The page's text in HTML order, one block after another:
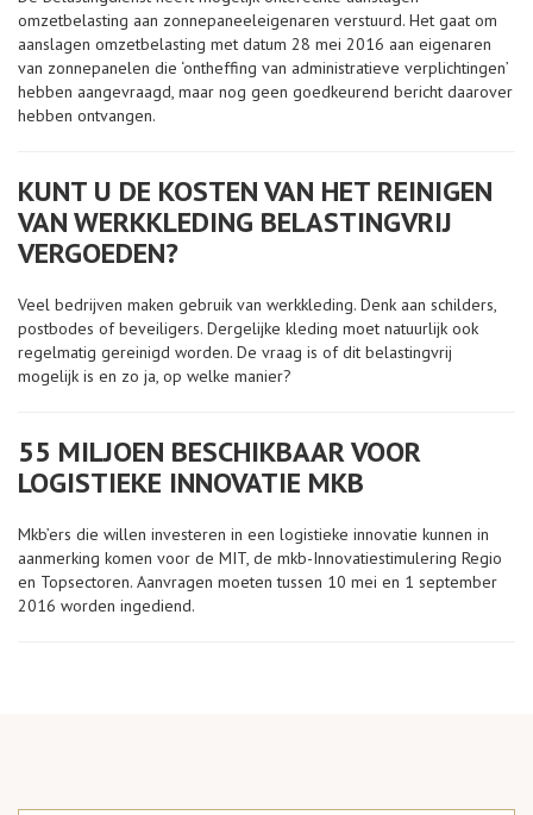
omzetbelasting aan zonnepaneeleigenaren verstuurd. Het gaat om
aanslagen omzetbelasting met datum 28 mei 2016 aan eigenaren
van zonnepanelen die ‘ontheffing van administratieve verplichtingen’
hebben aangevraagd, maar nog geen goedkeurend bericht daarover
hebben ontvangen.
KUNT U DE KOSTEN VAN HET REINIGEN
VAN WERKKLEDING BELASTINGVRIJ
VERGOEDEN?
Veel bedrijven maken gebruik van werkkleding. Denk aan schilders,
postbodes of beveiligers. Dergelijke kleding moet natuurlijk ook
regelmatig gereinigd worden. De vraag is of dit belastingvrij
mogelijk is en zo ja, op welke manier?
55 MILJOEN BESCHIKBAAR VOOR
LOGISTIEKE INNOVATIE MKB
Mkb’ers die willen investeren in een logistieke innovatie kunnen in
aanmerking komen voor de MIT, de mkb-Innovatiestimulering Regio
en Topsectoren. Aanvragen moeten tussen 10 mei en 1 september
2016 worden ingediend.